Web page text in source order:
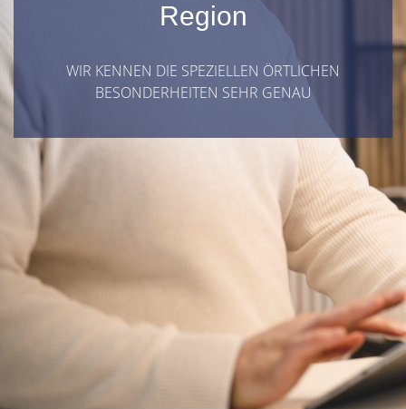
Region
WIR KENNEN DIE SPEZIELLEN ÖRTLICHEN
BESONDERHEITEN SEHR GENAU